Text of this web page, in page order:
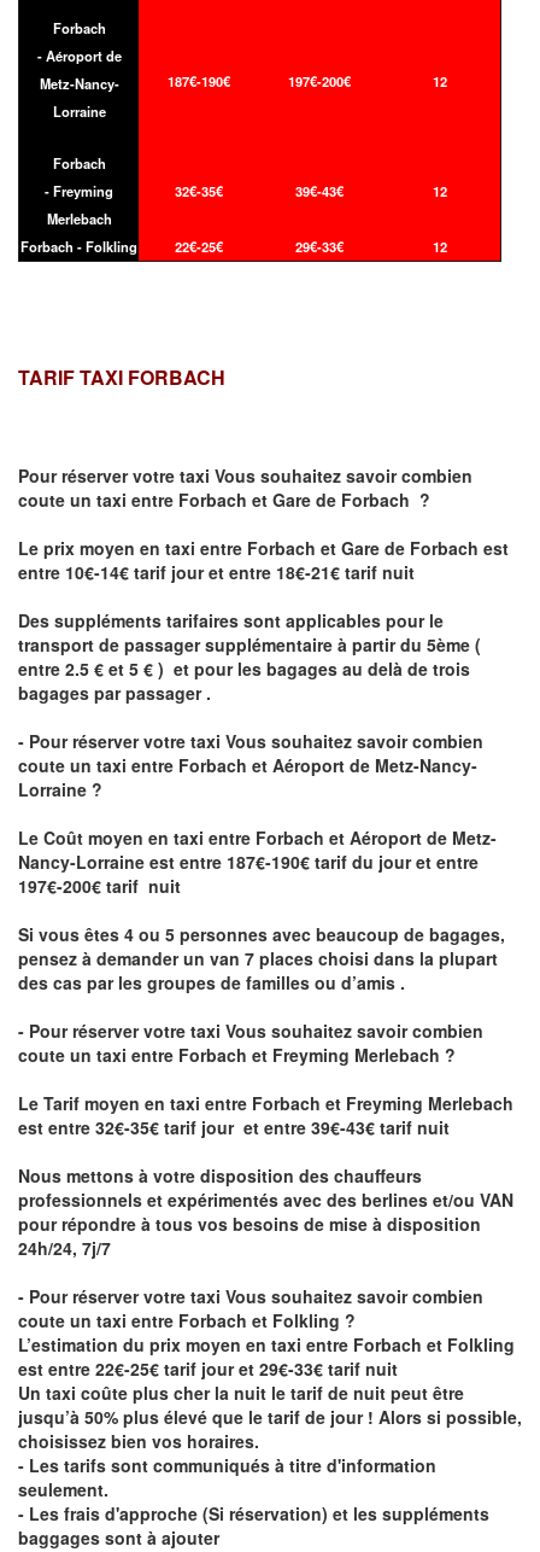
Forbach
- Aéroport de
Metz-Nancy-
Lorraine
187€-190€ 197€-200€ 12
Forbach
- Freyming
Merlebach
32€-35€ 39€-43€ 12
Forbach - Folkling 22€-25€ 29€-33€ 12
TARIF TAXI FORBACH
Pour réserver votre taxi Vous souhaitez savoircombien
coute un taxi entre Forbach et Gare de Forbach ?
Le prix moyen en taxi entre Forbach et Gare de Forbach est
entre 10€-14€ tarif jour et entre 18€-21€ tarif nuit
Des suppléments tarifaires sont applicables pour le
transport de passager supplémentaire à partir du 5ème (
entre 2.5 € et 5 € ) et pour les bagages au delà de trois
bagages par passager .
- Pour réserver votre taxi Vous souhaitez savoircombien
coute un taxi entre Forbach et Aéroport de Metz-Nancy-
Lorraine ?
Le Coût moyen en taxi entre Forbach et Aéroport de Metz-
Nancy-Lorraine est entre 187€-190€ tarif du jour et entre
197€-200€ tarif nuit
Si vous êtes 4 ou 5 personnes avec beaucoup de bagages,
pensez à demander un van 7 places choisi dans la plupart
des cas par les groupes de familles ou d’amis .
- Pour réserver votre taxi Vous souhaitez savoircombien
coute un taxi entre Forbach et Freyming Merlebach ?
Le Tarif moyen en taxi entre Forbach et Freyming Merlebach
est entre 32€-35€ tarif jour et entre 39€-43€ tarif nuit
Nous mettons à votre disposition des chauffeurs
professionnels et expérimentés avec des berlines et/ou VAN
pour répondre à tous vos besoins de mise à disposition
24h/24, 7j/7
- Pour réserver votre taxi Vous souhaitez savoircombien
coute un taxi entre Forbach et Folkling ?
L’estimation du prix moyen en taxi entre Forbach et Folkling
est entre 22€-25€ tarif jour et 29€-33€ tarif nuit
Un taxi coûte plus cher la nuit le tarif de nuit peut être
jusqu’à 50% plus élevé que le tarif de jour ! Alors si possible,
choisissez bien vos horaires.
- Les tarifs sont communiqués à titre d'information
seulement.
- Les frais d'approche (Si réservation) et les suppléments
baggages sont à ajouter